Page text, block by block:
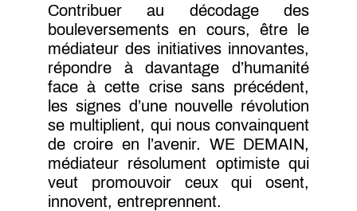
Contribuer au décodage des
bouleversements en cours, être le
médiateur des initiatives innovantes,
répondre à davantage d’humanité
face à cette crise sans précédent,
les signes d’une nouvelle révolution
se multiplient, qui nous convainquent
de croire en l’avenir. WE DEMAIN,
médiateur résolument optimiste qui
veut promouvoir ceux qui osent,
innovent, entreprennent.